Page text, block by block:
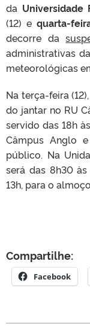
da Universidade
(12) e quarta-
decorre da
administrativas
meteorológicas
Na terça-feira
do jantar no RU
servido das 18h
Câmpus Anglo
público. Na
será das 8h30
13h, para o
Compartilhe:
Facebook